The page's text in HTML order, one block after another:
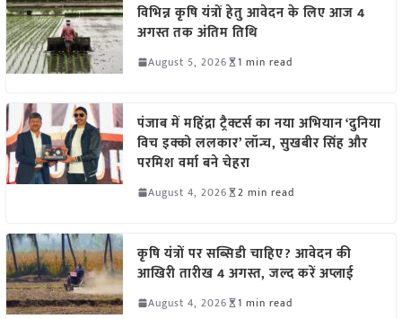
विभिन्न कृषि यंत्रों हेतु आवेदन के लिए आज 4
अगस्त तक अंतिम तिथि
August 5, 2026 1 min read
पंजाब में महिंद्रा ट्रैक्टर्स का नया अभियान ‘दुनिया
विच इक्को ललकार’ लॉन्च, सुखबीर सिंह और
परमिश वर्मा बने चेहरा
August 4, 2026 2 min read
कृषि यंत्रों पर सब्सिडी चाहिए? आवेदन की
आखिरी तारीख 4 अगस्त, जल्द करें अप्लाई
August 4, 2026 1 min read